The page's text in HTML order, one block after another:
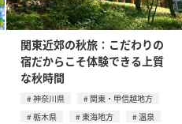
関東近郊の秋旅：こだわりの
宿だからこそ体験できる上質
な秋時間
神奈川県
関東・甲信越地方
栃木県
東海地方
温泉